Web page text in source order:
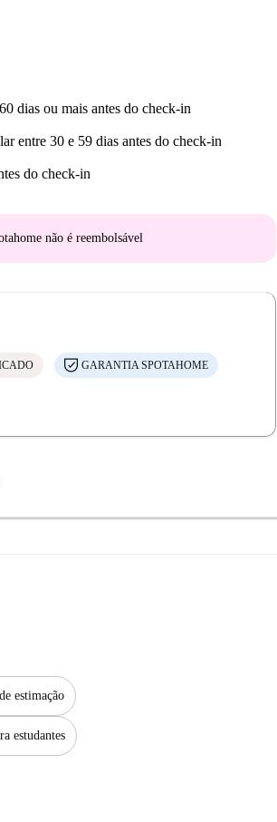
dias ou mais antes do check-in
entre 30 e 59 dias antes do check-in
do check-in
não é reembolsável
GARANTIA SPOTAHOME
estimação
estudantes